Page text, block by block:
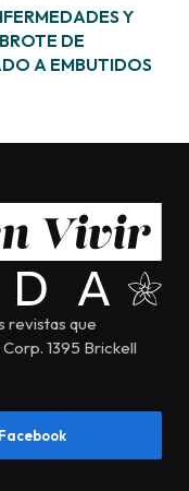
Y
DE
A EMBUTIDOS
revistas que
1395 Brickell
Facebook